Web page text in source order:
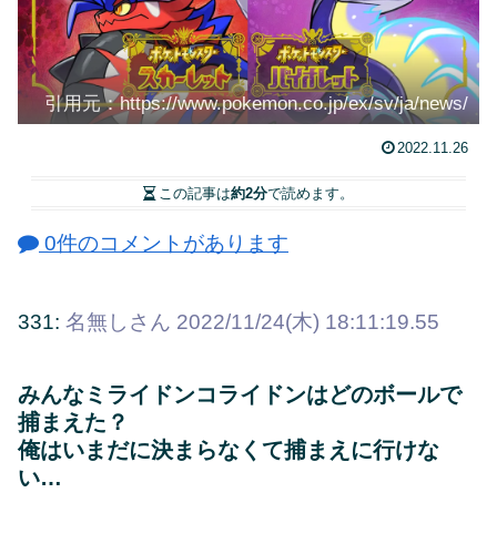
引用元：https://www.pokemon.co.jp/ex/sv/ja/news/
2022.11.26
この記事は約2分で読めます。
0件のコメントがあります
331: 名無しさん 2022/11/24(木) 18:11:19.55
みんなミライドンコライドンはどのボールで
捕まえた？
俺はいまだに決まらなくて捕まえに行けな
い…